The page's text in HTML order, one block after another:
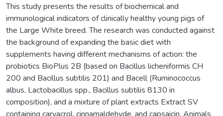
This study presents the results of biochemical and
immunological indicators of clinically healthy young pigs of
the Large White breed. The research was conducted against
the background of expanding the basic diet with
supplements having different mechanisms of action: the
probiotics BioPlus 2B (based on Bacillus licheniformis СН
200 and Bacillus subtilis 201) and Bacell (Ruminococcus
albus, Lactobacillus spp., Bacillus subtilis 8130 in
composition), and a mixture of plant extracts Extract SV